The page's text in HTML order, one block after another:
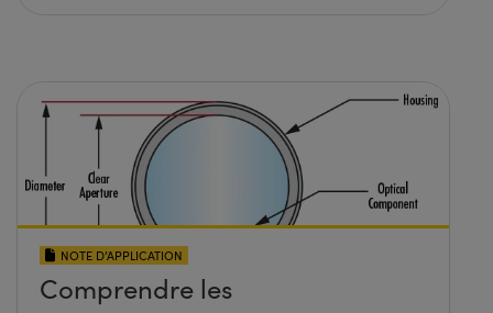
NOTE D’APPLICATION
Comprendre les